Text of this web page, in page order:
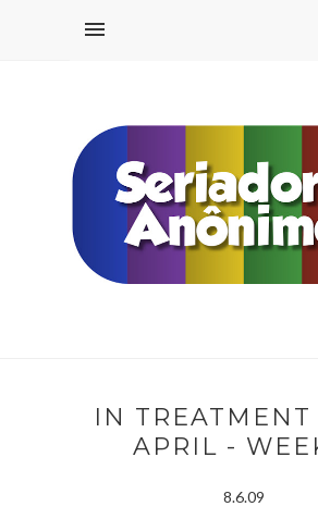
IN TREATMENT
APRIL -
8.6.09